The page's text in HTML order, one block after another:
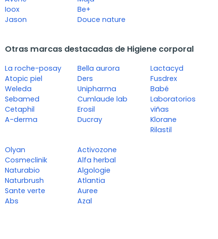
Ioox
Jason
Be+
Douce nature
Otras marcas destacadas de Higiene corporal
La roche-posay
Atopic piel
Weleda
Sebamed
Cetaphil
A-derma
Bella aurora
Ders
Unipharma
Cumlaude lab
Erosil
Ducray
Lactacyd
Fusdrex
Babé
Laboratorios
viñas
Klorane
Rilastil
Olyan
Cosmeclinik
Naturabio
Naturbrush
Sante verte
Abs
Activozone
Alfa herbal
Algologie
Atlantia
Auree
Azal